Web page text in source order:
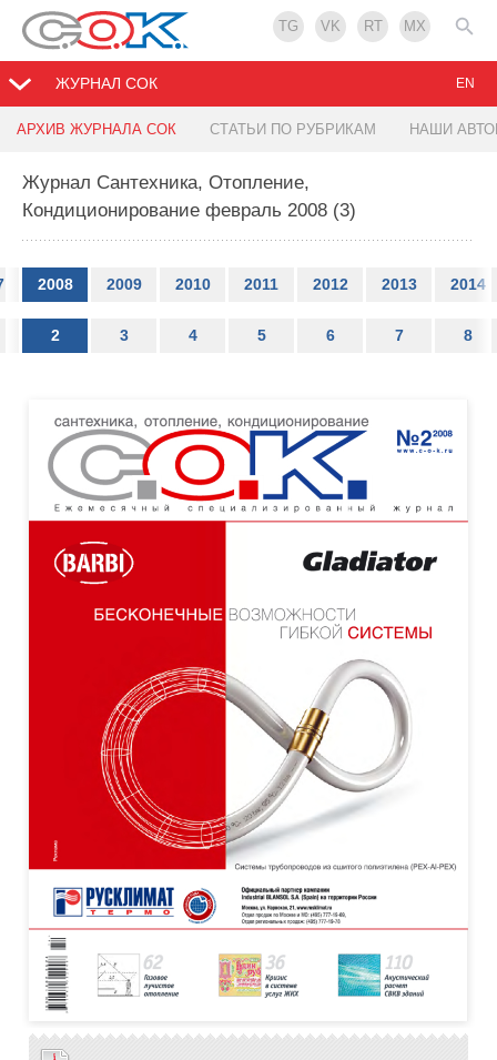
TG VK RT MX
ЖУРНАЛ СОК
АРХИВ ЖУРНАЛА СОК СТАТЬИ ПО РУБРИКАМ НАШИ
EN
Журнал Сантехника, Отопление,
Кондиционирование февраль 2008 (3)
2008 2009 2010 2011 2012 2013 2014
2 3 4 5 6 7 8